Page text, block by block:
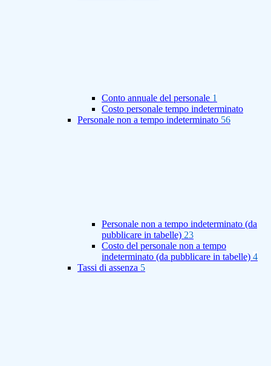
Conto annuale del personale 1
Costo personale tempo indeterminato
Personale non a tempo indeterminato 56
Personale non a tempo indeterminato (da
pubblicare in tabelle) 23
Costo del personale non a tempo
indeterminato (da pubblicare in tabelle) 4
Tassi di assenza 5